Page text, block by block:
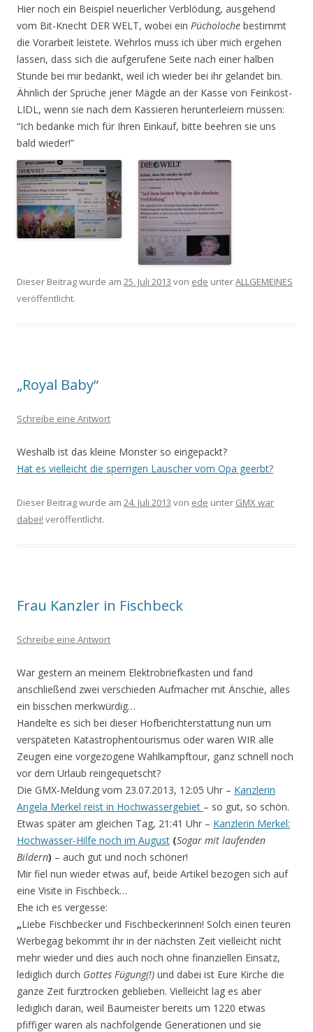
Hier noch ein Beispiel neuerlicher Verblödung, ausgehend
vom Bit-Knecht DER WELT, wobei ein Pücholoche bestimmt
die Vorarbeit leistete. Wehrlos muss ich über mich ergehen
lassen, dass sich die aufgerufene Seite nach einer halben
Stunde bei mir bedankt, weil ich wieder bei ihr gelandet bin.
Ähnlich der Sprüche jener Mägde an der Kasse von Feinkost-
LIDL, wenn sie nach dem Kassieren herunterleiern müssen:
“Ich bedanke mich für Ihren Einkauf, bitte beehren sie uns
bald wieder!”
Dieser Beitrag wurde am 25. Juli 2013 von ede unterALLGEMEINES
veröffentlicht.
„Royal Baby“
Schreibe eine Antwort
Weshalb ist das kleine Monster so eingepackt?
Hat es vielleicht die sperrigen Lauscher vom Opa geerbt?
Dieser Beitrag wurde am 24. Juli 2013 von ede unter GMX war
dabei! veröffentlicht.
Frau Kanzler in Fischbeck
Schreibe eine Antwort
War gestern an meinem Elektrobriefkasten und fand
anschließend zwei verschieden Aufmacher mit Änschie, alles
ein bisschen merkwürdig…
Handelte es sich bei dieser Hofberichterstattung nun um
verspäteten Katastrophentourismus oder waren WIR alle
Zeugen eine vorgezogene Wahlkampftour, ganz schnell noch
vor dem Urlaub reingequetscht?
Die GMX-Meldung vom 23.07.2013, 12:05 Uhr – Kanzlerin
Angela Merkel reist in Hochwassergebiet – so gut, so schön.
Etwas später am gleichen Tag, 21:41 Uhr – Kanzlerin Merkel:
Hochwasser-Hilfe noch im August (Sogar mit laufenden
Bildern) – auch gut und noch schöner!
Mir fiel nun wieder etwas auf, beide Artikel bezogen sich auf
eine Visite in Fischbeck…
Ehe ich es vergesse:
„Liebe Fischbecker und Fischbeckerinnen! Solch einen teuren
Werbegag bekommt ihr in der nächsten Zeit vielleicht nicht
mehr wieder und dies auch noch ohne finanziellen Einsatz,
lediglich durch Gottes Fügung(!) und dabei ist Eure Kirche die
ganze Zeit furztrocken geblieben. Vielleicht lag es aber
lediglich daran, weil Baumeister bereits um 1220 etwas
pfiffiger waren als nachfolgende Generationen und sie